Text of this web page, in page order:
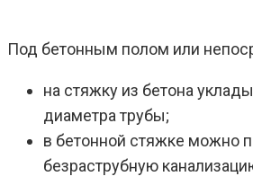
Под бетонным полом или
на стяжку из бетона
диаметра трубы;
в бетонной стяжке можно
безраструбную